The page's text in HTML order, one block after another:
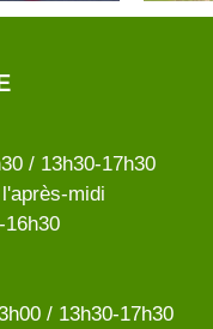
/ 13h30-17h30
midi
16h30
/ 13h30-17h30